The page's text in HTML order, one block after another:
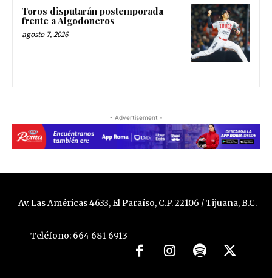
Toros disputarán postemporada
frente a Algodoneros
agosto 7, 2026
- Advertisement -
Av. Las Américas 4633, El Paraíso, C.P. 22106 / Tijuana, B.C.
Teléfono: 664 681 6913